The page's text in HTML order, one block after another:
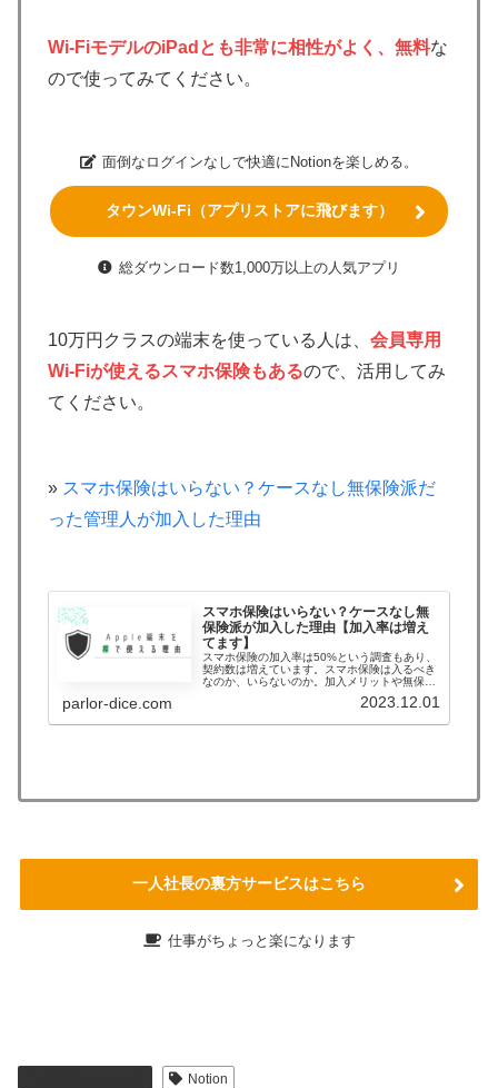
Wi-FiモデルのiPadとも非常に相性がよく、無料な
ので使ってみてください。
面倒なログインなしで快適にNotionを楽しめる。
タウンWi-Fi（アプリストアに飛びます）
総ダウンロード数1,000万以上の人気アプリ
10万円クラスの端末を使っている人は、 会員専用
Wi-Fiが使えるスマホ保険もあるので、活用してみ
てください。
» スマホ保険はいらない？ケースなし無保険派だ
った管理人が加入した理由
スマホ保険はいらない？ケースなし無
保険派が加入した理由【加入率は増え
てます】
スマホ保険の加入率は50%という調査もあり、
契約数は増えています。スマホ保険は入るべき
なのか、いらないのか。加入メリットや無保険
parlor-dice.com 2023.12.01
一人社長の裏方サービスはこちら
仕事がちょっと楽になります
Notion